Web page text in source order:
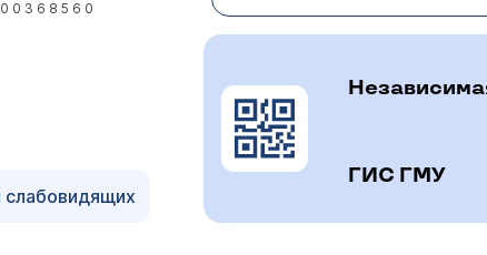
Предварительно необходимо записаться к
С результатами — повторная консультация
Не откладывайте визит к врачу.
Такой вопрос. Долгое время мучает бак
воздухом влагалище чтобы было
слабовидящих
ГИС ГМУ